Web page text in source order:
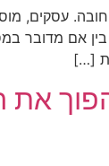
חובה. עסקים,
[…]